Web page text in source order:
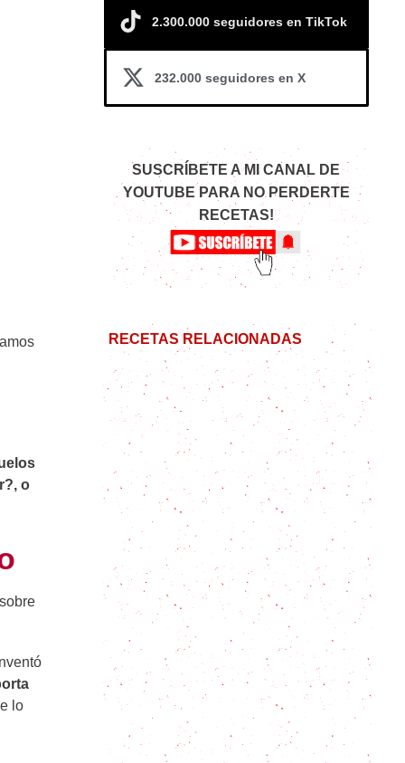
o
lo
2.300.000 seguidores en TikTok
232.000 seguidores en X
SUSCRÍBETE A MI CANAL DE
YOUTUBE PARA NO PERDERTE
RECETAS!
RECETAS RELACIONADAS
Mochi: El postre japonés que no
puedes dejar de probar
Dulce de zapallo fácil (postre
rápido de zapallo)
Lo que necesitas saber antes de
hacer carbayones caseros
Goxua paso a paso: Cómo hacer el
postre vasco perfecto en casa
Cómo hacer Flan sin Azúcar: receta
de flan para diabéticos